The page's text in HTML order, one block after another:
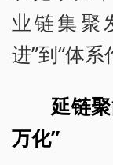
业链集聚
进”到“体系
延链
万化”